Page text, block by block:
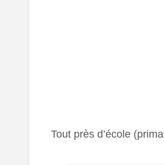
Tout près d’école